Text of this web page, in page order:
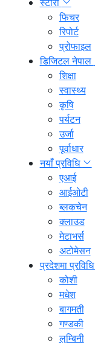
फिचर
रिपोर्ट
प्रोफाइल
डिजिटल नेपाल
शिक्षा
स्वास्थ्य
कृषि
पर्यटन
उर्जा
पूर्वाधार
नयाँ प्रविधि
एआई
आईओटी
ब्लकचेन
क्लाउड
मेटाभर्स
अटोमेसन
प्रदेशमा प्रविधि
कोशी
मधेश
बागमती
गण्डकी
लुम्बिनी